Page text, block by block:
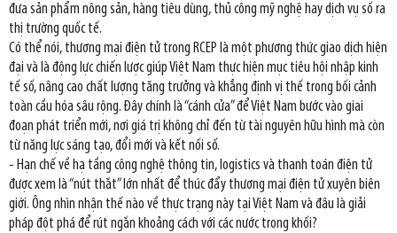
đưa sản phẩm nông sản, hàng tiêu dùng, thủ công mỹ nghệ hay dịch vụ số ra
thị trường quốc tế.
Có thể nói, thương mại điện tử trong RCEP là một phương thức giao dịch hiện
đại và là động lực chiến lược giúp Việt Nam thực hiện mục tiêu hội nhập kinh
tế số, nâng cao chất lượng tăng trưởng và khẳng định vị thế trong bối cảnh
toàn cầu hóa sâu rộng. Đây chính là “cánh cửa” để Việt Nam bước vào giai
đoạn phát triển mới, nơi giá trị không chỉ đến từ tài nguyên hữu hình mà còn
từ năng lực sáng tạo, đổi mới và kết nối số.
- Hạn chế về hạ tầng công nghệ thông tin, logistics và thanh toán điện tử
được xem là “nút thắt” lớn nhất để thúc đẩy thương mại điện tử xuyên biên
giới. Ông nhìn nhận thế nào về thực trạng này tại Việt Nam và đâu là giải
pháp đột phá để rút ngắn khoảng cách với các nước trong khối?